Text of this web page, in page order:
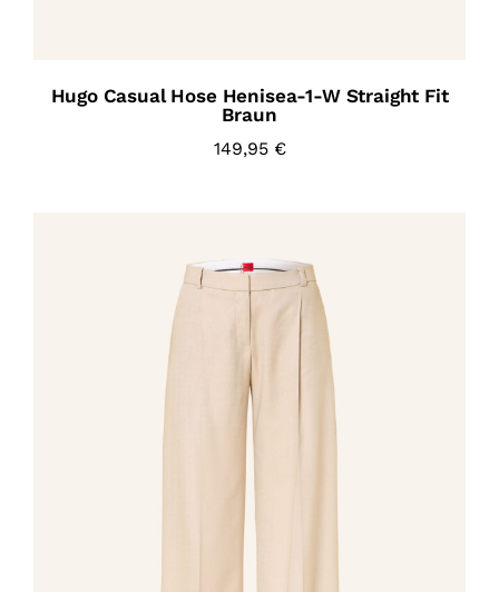
Hugo Casual Hose Henisea-1-W Straight Fit
Braun
149,95 €